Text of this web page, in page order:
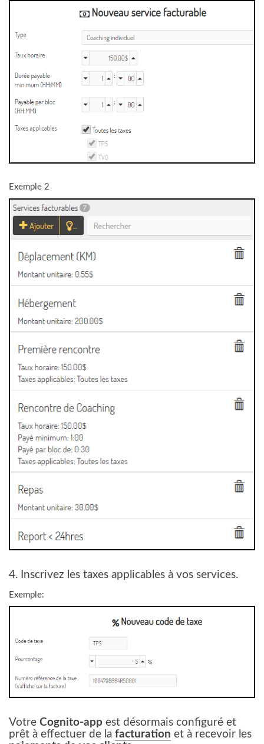
Exemple 2
4. Inscrivez les taxes applicables à vos services.
Exemple:
Votre Cognito-app est désormais configuré et
prêt à effectuer de la facturation et à recevoir les